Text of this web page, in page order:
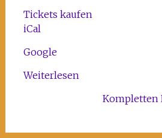
Tickets kaufen
iCal
Google
Weiterlesen
Kompletten